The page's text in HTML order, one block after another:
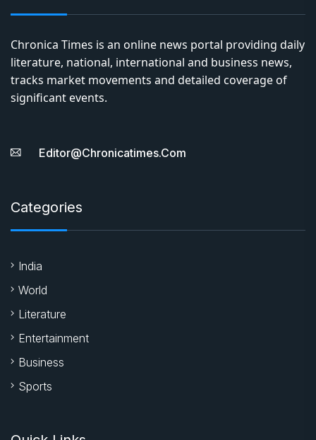
Chronica Times is an online news portal providing daily
literature, national, international and business news,
tracks market movements and detailed coverage of
significant events.
Editor@chronicatimes.com
Categories
India
World
Literature
Entertainment
Business
Sports